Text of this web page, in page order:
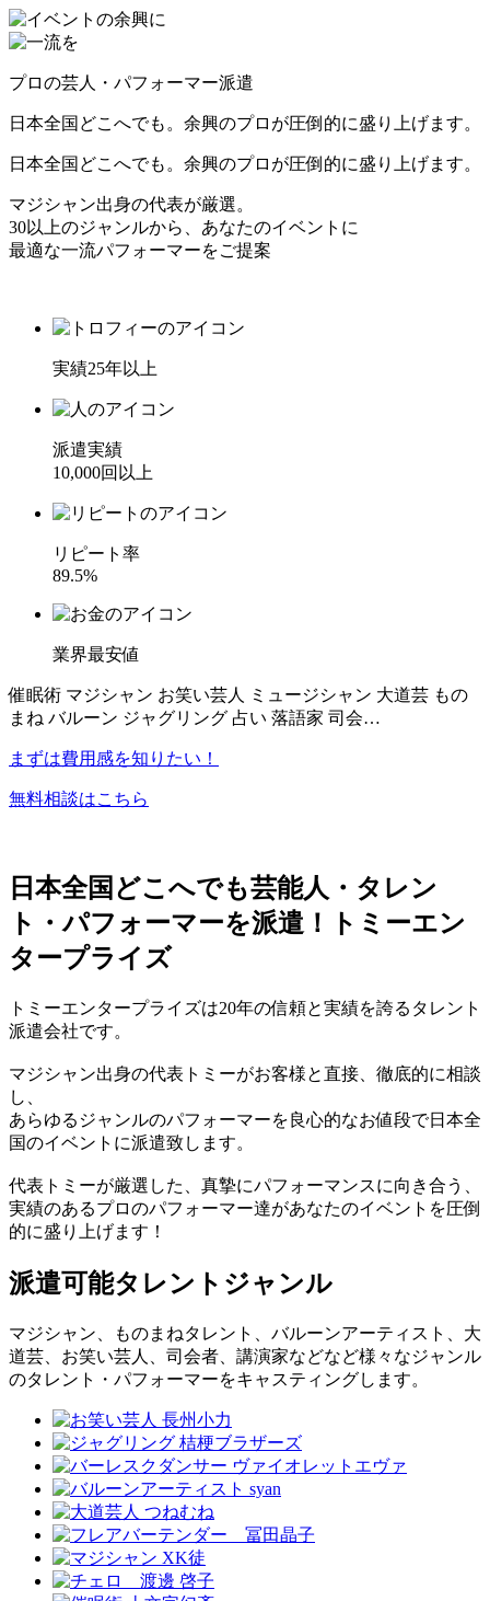
プロの芸人・パフォーマー派遣
日本全国どこへでも。余興のプロが圧倒的に盛り上げます。
日本全国どこへでも。 余興のプロが圧倒的に盛り上げます。
マジシャン出身の代表が厳選。
30以上のジャンルから、あなたのイベントに
最適な一流パフォーマーをご提案
実績25年以上
派遣実績
10,000回以上
リピート率
89.5%
業界最安値
催眠術 マジシャン お笑い芸人 ミュージシャン 大道芸 もの
まね バルーン ジャグリング 占い 落語家 司会…
まずは費用感を知りたい！
無料相談はこちら
日本全国どこへでも芸能人・タレン
ト・パフォーマーを派遣！トミーエン
タープライズ
トミーエンタープライズは20年の信頼と実績を誇るタレント
派遣会社です。
マジシャン出身の代表トミーがお客様と直接、徹底的に相談
し、
あらゆるジャンルのパフォーマーを良心的なお値段で日本全
国のイベントに派遣致します。
代表トミーが厳選した、真摯にパフォーマンスに向き合う、
実績のあるプロのパフォーマー達があなたのイベントを圧倒
的に盛り上げます！
派遣可能タレントジャンル
マジシャン、ものまねタレント、バルーンアーティスト、大
道芸、お笑い芸人、司会者、講演家などなど様々なジャンル
のタレント・パフォーマーをキャスティングします。